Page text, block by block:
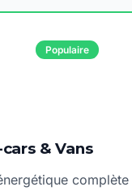
Populaire
& Vans